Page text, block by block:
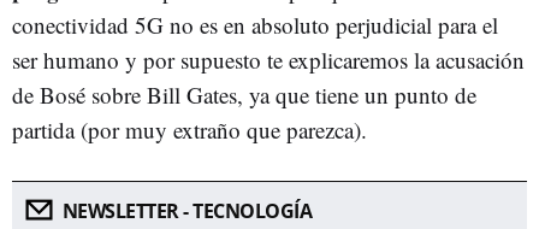
conectividad 5G no es en absoluto perjudicial para el
ser humano y por supuesto te explicaremos la acusación
de Bosé sobre Bill Gates, ya que tiene un punto de
partida (por muy extraño que parezca).
NEWSLETTER - TECNOLOGÍA